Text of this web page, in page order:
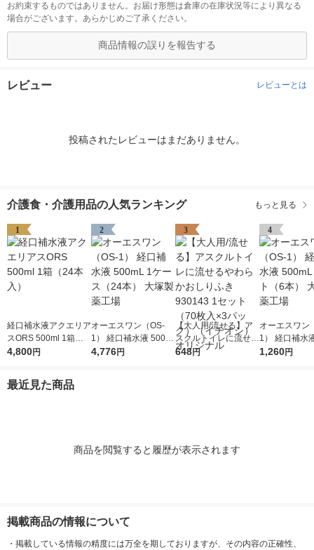
お約束するものではありません。お届け形態は倉庫の在庫状況等により異なる
場合がございます。あらかじめご了承ください。
商品情報の誤りを報告する
レビュー レビューとは
投稿されたレビューはまだありません。
介護食・介護用品の人気ランキング もっと見る
1
経口補水液アクエリア
スORS 500ml 1箱（2
4本入）
4,800円
2
オーエスワン（OS-
1） 経口補水液 500m
L 1ケース（24本） 大
4,776円
3
【大人用/流せる】ア
スクルトイレに流せる
やわらかおしりふき 9
648円
4
オーエスワン
1） 経口補水
L 1セット（6
1,260円
最近見た商品
商品を閲覧すると履歴が表示されます
掲載商品の情報について
・ 掲載している情報の精度には万全を期しておりますが、その内容の正確性、